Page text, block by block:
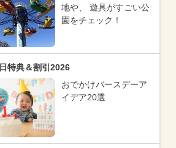
地や、 遊具がすごい公
園をチェック！
特典＆割引2026
おでかけバースデーア
イデア20選